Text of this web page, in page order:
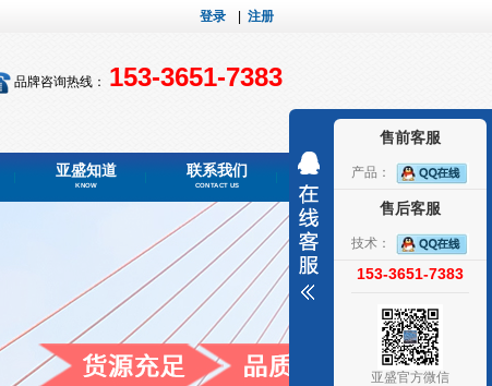
登录 注册
品牌咨询热线： 153-3651-7383
亚盛知道
KNOW
联系我们
CONTACT US
售前客服
产品：
售后客服
技术：
153-3651-7383
亚盛官方微信